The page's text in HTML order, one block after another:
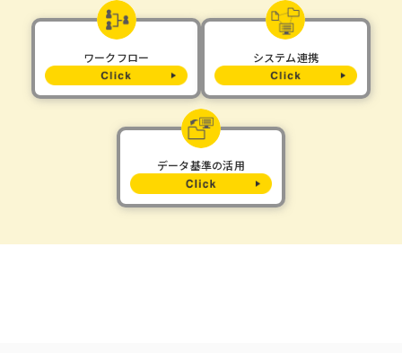
ワークフロー システム連携
データ基準の活用